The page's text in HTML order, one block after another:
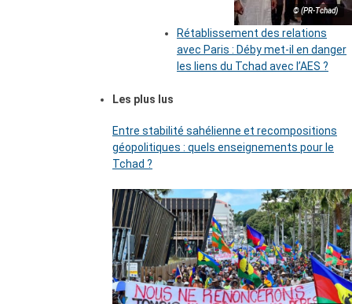
© (PR-Tchad)
Rétablissement des relations
avec Paris : Déby met-il en danger
les liens du Tchad avec l’AES ?
Les plus lus
Entre stabilité sahélienne et recompositions
géopolitiques : quels enseignements pour le
Tchad ?